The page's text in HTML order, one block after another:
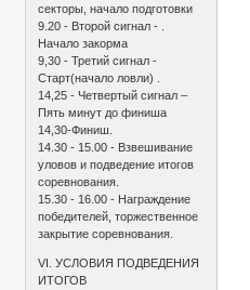
секторы, начало подготовки
9.20 - Второй сигнал - .
Начало закорма
9,30 - Третий сигнал -
Старт(начало ловли) .
14,25 - Четвертый сигнал –
Пять минут до финиша
14,30-Финиш.
14.30 - 15.00 - Взвешивание
уловов и подведение итогов
соревнования.
15.30 - 16.00 - Награждение
победителей, торжественное
закрытие соревнования.
VI. УСЛОВИЯ ПОДВЕДЕНИЯ
ИТОГОВ